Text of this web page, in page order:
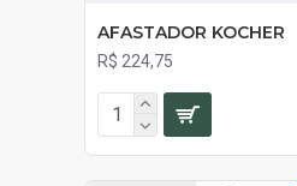
AFASTADOR KOCHER
R$ 224,75